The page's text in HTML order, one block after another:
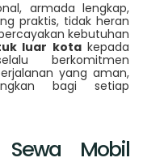
armada lengkap,
praktis, tidak heran
kebutuhan
luar kotakepada
berkomitmen
yang aman,
bagi setiap
Mobil